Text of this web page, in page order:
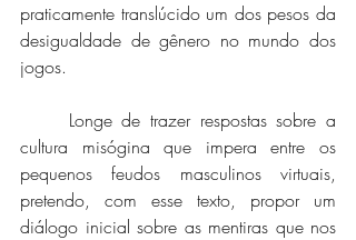
praticamente translúcido um dos pesos da
desigualdade de gênero no mundo dos
jogos.
cultura misógina que impera entre os
pequenos feudos masculinos virtuais,
pretendo, com esse texto, propor um
diálogo inicial sobre as mentiras que nos